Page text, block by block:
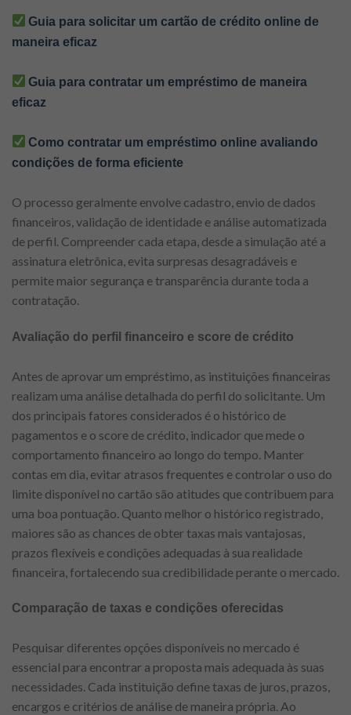
Guia para solicitar um cartão de crédito online de
maneira eficaz
Guia para contratar um empréstimo de maneira
eficaz
Como contratar um empréstimo online avaliando
condições de forma eficiente
O processo geralmente envolve cadastro, envio de dados
financeiros, validação de identidade e análise automatizada
de perfil. Compreender cada etapa, desde a simulação até a
assinatura eletrônica, evita surpresas desagradáveis e
permite maior segurança e transparência durante toda a
contratação.
Avaliação do perfil financeiro e score de crédito
Antes de aprovar um empréstimo, as instituições financeiras
realizam uma análise detalhada do perfil do solicitante. Um
dos principais fatores considerados é o histórico de
pagamentos e o score de crédito, indicador que mede o
comportamento financeiro ao longo do tempo. Manter
contas em dia, evitar atrasos frequentes e controlar o uso do
limite disponível no cartão são atitudes que contribuem para
uma boa pontuação. Quanto melhor o histórico registrado,
maiores são as chances de obter taxas mais vantajosas,
prazos flexíveis e condições adequadas à sua realidade
financeira, fortalecendo sua credibilidade perante o mercado.
Comparação de taxas e condições oferecidas
Pesquisar diferentes opções disponíveis no mercado é
essencial para encontrar a proposta mais adequada às suas
necessidades. Cada instituição define taxas de juros, prazos,
encargos e critérios de análise de maneira própria. Ao